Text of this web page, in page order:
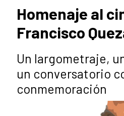
Homenaje al
Francisco
Un largometraje,
un conversatorio
conmemoración